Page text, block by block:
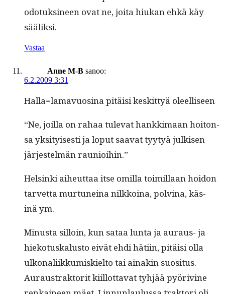
odotuksi­neen ovat ne, joi­ta hiukan ehkä käy
sääliksi.
Vastaa
Anne M-B sanoo:
6.2.2009 3:31
Halla=lamavuosina pitäisi keskit­tyä oleelliseen
“Ne, joil­la on rahaa tule­vat han­kki­maan hoiton­
sa yksi­tyis­es­ti ja lop­ut saa­vat tyy­tyä julkisen
jär­jestelmän raunioihin.”
Helsin­ki aiheut­taa itse omil­la toimil­laan hoidon
tarvet­ta mur­tuneina nilkkoina, polv­ina, käs­
inä ym.
Minus­ta sil­loin, kun sataa lun­ta ja auraus- ja
hieko­tuskalus­to eivät ehdi häti­in, pitäisi olla
ulkon­ali­ikku­miskiel­to tai ainakin suosi­tus.
Auraus­trak­torit kiil­lot­ta­vat tyhjää pyöriv­ine